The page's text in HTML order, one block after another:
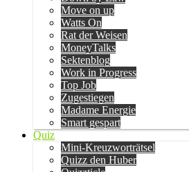
Move on up
Watts On
Rat der Weisen
MoneyTalks
Sektenblog
Work in Progress
Top Job
Zugestiegen
Madame Energie
Smart gespart
Quiz
Mini-Kreuzworträtsel
Quizz den Huber